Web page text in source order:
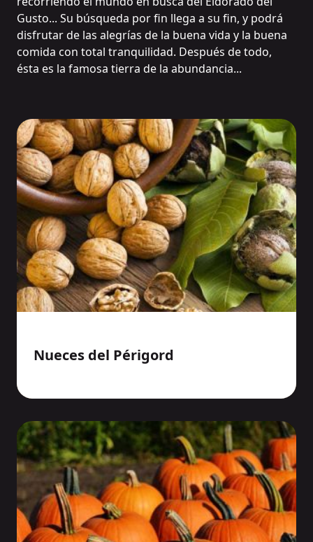
Gusto... Su búsqueda por fin llega a su fin, y podrá
disfrutar de las alegrías de la buena vida y la buena
comida con total tranquilidad. Después de todo,
ésta es la famosa tierra de la abundancia...
Nueces del Périgord